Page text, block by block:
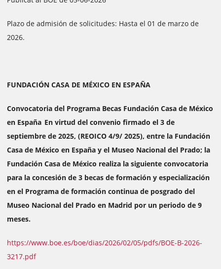
Plazo de admisión de solicitudes: Hasta el 01 de marzo de
2026.
FUNDACIÓN CASA DE MÉXICO EN ESPAÑA
Convocatoria del Programa Becas Fundación Casa de México
en España En virtud del convenio firmado el 3 de
septiembre de 2025, (REOICO 4/9/ 2025), entre la Fundación
Casa de México en España y el Museo Nacional del Prado; la
Fundación Casa de México realiza la siguiente convocatoria
para la concesión de 3 becas de formación y especialización
en el Programa de formación continua de posgrado del
Museo Nacional del Prado en Madrid por un periodo de 9
meses.
https://www.boe.es/boe/dias/2026/02/05/pdfs/BOE-B-2026-
3217.pdf